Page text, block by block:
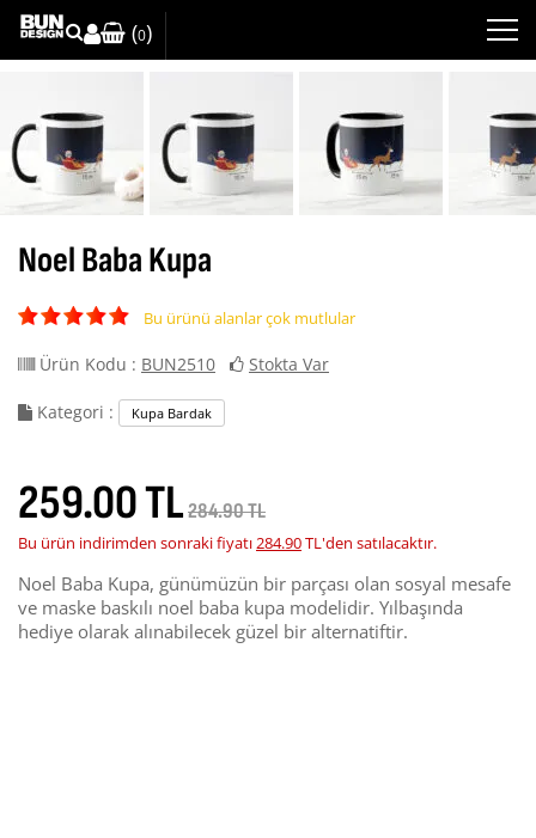
(0)
Noel Baba Kupa
Bu ürünü alanlar çok mutlular
Ürün Kodu : BUN2510 Stokta Var
Kategori : Kupa Bardak
259.00 TL284.90 TL
Bu ürün indirimden sonraki fiyatı284.90TL'den satılacaktır.
Noel Baba Kupa, günümüzün bir parçası olan sosyal mesafe
ve maske baskılı noel baba kupa modelidir. Yılbaşında
hediye olarak alınabilecek güzel bir alternatiftir.